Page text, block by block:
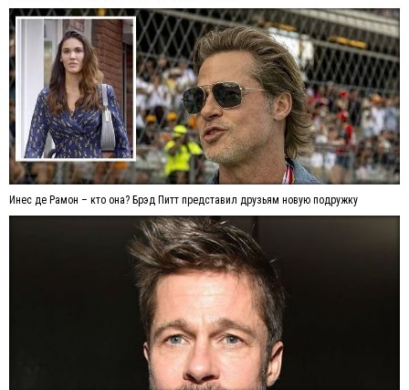
Инес де Рамон – кто она? Брэд Питт представил друзьям новую подружку